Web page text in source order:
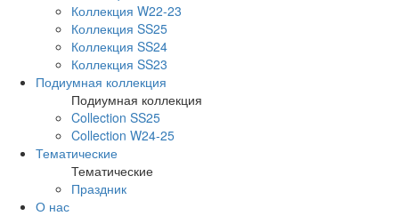
Коллекция W22-23
Коллекция SS25
Коллекция SS24
Коллекция SS23
Подиумная коллекция
Подиумная коллекция
Collection SS25
Collection W24-25
Тематические
Тематические
Праздник
О нас